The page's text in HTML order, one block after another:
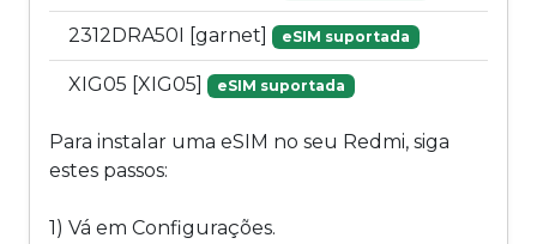
2312DRA50I [garnet] eSIM suportada
XIG05 [XIG05] eSIM suportada
Para instalar uma eSIM no seu Redmi, siga
estes passos:
1) Vá em Configurações.